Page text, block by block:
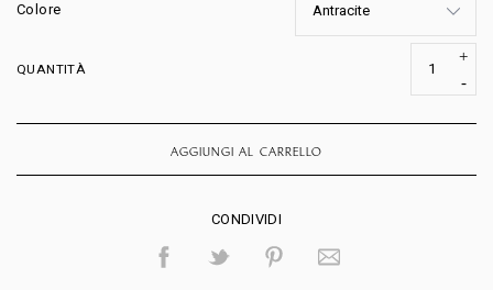
Colore
QUANTITÀ
AGGIUNGI AL CARRELLO
CONDIVIDI